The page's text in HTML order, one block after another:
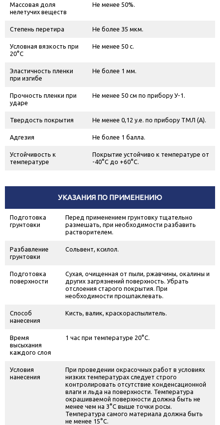
Массовая доля
нелетучих веществ
Не менее 50%.
Степень перетира Не более 35 мкм.
Условная вязкость при
20°С
Не менее 50 с.
Эластичность пленки
при изгибе
Не более 1 мм.
Прочность пленки при
ударе
Не менее 50 см по прибору У-1.
Твердость покрытия Не менее 0,12 у.е. по прибору ТМЛ (А).
Адгезия Не более 1 балла.
Устойчивость к
температуре
Покрытие устойчиво к температуре от
-40°С до +60°С.
УКАЗАНИЯ ПО ПРИМЕНЕНИЮ
Подготовка
грунтовки
Перед применением грунтовку тщательно
размешать, при необходимости разбавить
растворителем.
Разбавление
грунтовки
Сольвент, ксилол.
Подготовка
поверхности
Сухая, очищенная от пыли, ржавчины, окалины и
других загрязнений поверхность. Убрать
отслоения старого покрытия. При
необходимости прошпаклевать.
Способ
нанесения
Кисть, валик, краскораспылитель.
Время
высыхания
каждого слоя
1 час при температуре 20°С.
Условия
нанесения
При проведении окрасочных работ в условиях
низких температурах следует строго
контролировать отсутствие конденсационной
влаги и льда на поверхности. Температура
окрашиваемой поверхности должна быть не
менее чем на 3°С выше точки росы.
Температура самого материала должна быть
не менее 15°С.